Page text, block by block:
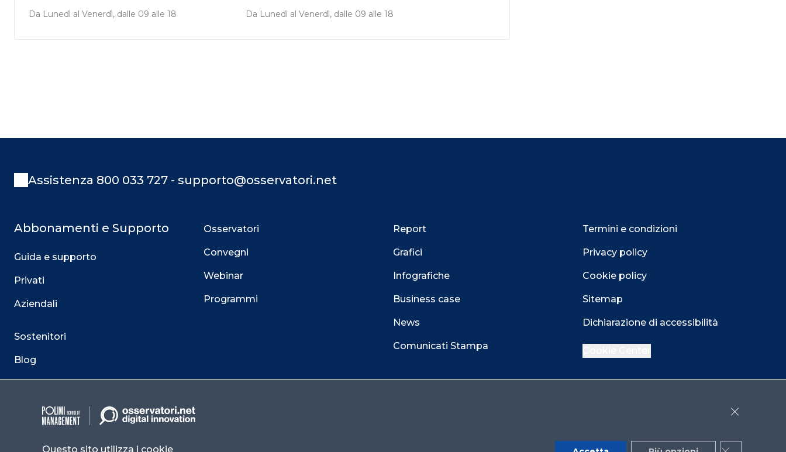
Da Lunedì al Venerdì, dalle 09 alle 18 Da Lunedì al Venerdì, dalle 09 alle 18
Assistenza 800 033 727 - supporto@osservatori.net
Abbonamenti e Supporto
Guida e supporto
Privati
Aziendali
Sostenitori
Blog
Contatti
Osservatori
Convegni
Webinar
Programmi
Report
Grafici
Infografiche
Business case
News
Comunicati Stampa
Termini e condizioni
Privacy policy
Cookie policy
Sitemap
Dichiarazione di accessibilità
Instagram
Close
Questo sito utilizza i cookie